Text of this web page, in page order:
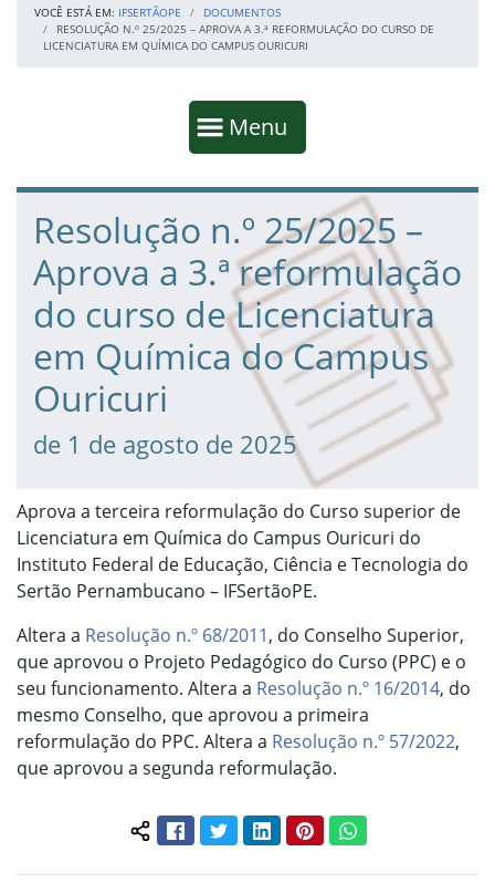
VOCÊ ESTÁ EM: IFSERTÃOPE
DOCUMENTOS
RESOLUÇÃO N.º 25/2025 – APROVA A 3.ª REFORMULAÇÃO DO CURSO DE
LICENCIATURA EM QUÍMICA DO CAMPUS OURICURI
Mostrar
Menu
Fim da navegação
Início do conteúdo
Resolução n.º 25/2025 –
Aprova a 3.ª reformulação
do curso de Licenciatura
em Química do Campus
Ouricuri
de 1 de agosto de 2025
Aprova a terceira reformulação do Curso superior de
Licenciatura em Química do Campus Ouricuri do
Instituto Federal de Educação, Ciência e Tecnologia do
Sertão Pernambucano – IFSertãoPE.
Altera a Resolução n.º 68/2011, do Conselho Superior,
que aprovou o Projeto Pedagógico do Curso (PPC) e o
seu funcionamento. Altera a Resolução n.º 16/2014, do
mesmo Conselho, que aprovou a primeira
reformulação do PPC. Altera a Resolução n.º 57/2022,
que aprovou a segunda reformulação.
Compartilhar conteúdo:
FacebookTwitterLinkedInPinterestWhatsApp